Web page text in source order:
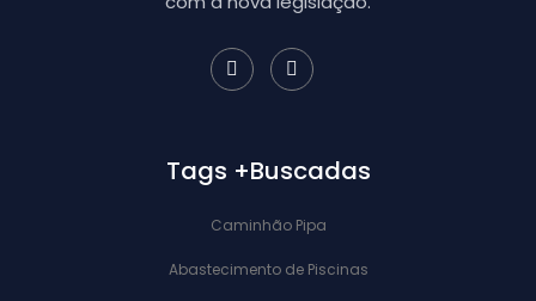
Tags +Buscadas
Caminhão Pipa
Abastecimento de Piscinas